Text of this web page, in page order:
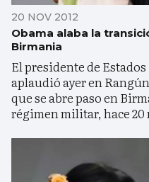
20 NOV 2012
Obama alaba la
Birmania
El presidente de
aplaudió ayer en
que se abre paso en
régimen militar, hace 20